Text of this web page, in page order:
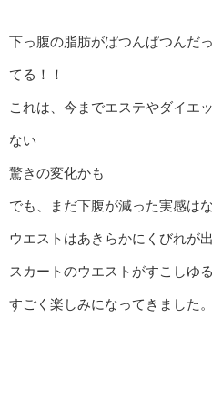
下っ腹の脂肪がぱつんぱつんだ
てる！！
これは、今までエステやダイエ
ない
驚きの変化かも
でも、まだ下腹が減った実感はな
ウエストはあきらかにくびれが
スカートのウエストがすこしゆ
すごく楽しみになってきました。